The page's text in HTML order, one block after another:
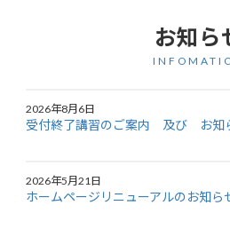
お知ら
2026年8月6日
受付終了講習のご案内 及び お知
2026年5月21日
ホームページリニューアルのお知ら